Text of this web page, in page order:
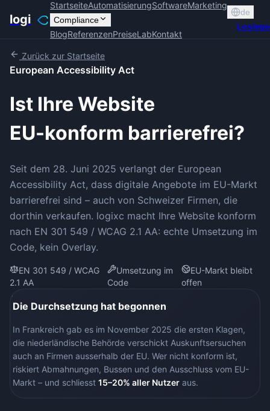
logi
StartseiteAutomatisierungSoftwareMarketing
Compliance
BlogReferenzenPreiseLabKontakt
de
Zurück zur Startseite
European Accessibility Act
Ist Ihre Website
EU-konform barrierefrei?
Seit dem 28. Juni 2025 verlangt der European
Accessibility Act, dass digitale Angebote im EU-Markt
barrierefrei sind – auch von Schweizer Firmen, die
dorthin verkaufen. logixc macht Ihre Website konform
nach EN 301 549 / WCAG 2.1 AA: echte Umsetzung im
Code, kein Overlay.
EN 301 549 / WCAG
2.1 AA
Umsetzung im
Code
EU-Markt bleibt
offen
Die Durchsetzung hat begonnen
In Frankreich gab es im November 2025 die ersten Klagen,
die niederländische Behörde verschickt Auskunftsersuchen
auch an Firmen ausserhalb der EU. Wer nicht konform ist,
riskiert Abmahnungen, Bussen und den Ausschluss vom EU-
Markt – und schliesst15–20% aller Nutzer aus.